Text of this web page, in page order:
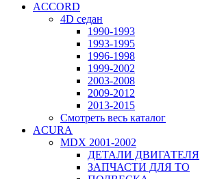
ACCORD
4D седан
1990-1993
1993-1995
1996-1998
1999-2002
2003-2008
2009-2012
2013-2015
Смотреть весь каталог
ACURA
MDX 2001-2002
ДЕТАЛИ ДВИГАТЕЛЯ
ЗАПЧАСТИ ДЛЯ ТО